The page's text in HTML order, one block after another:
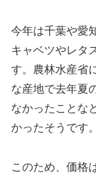
今年は千葉や愛
キャベツやレタ
す。農林水産省
な産地で去年夏
なかったことな
かったそうです。
このため、価格